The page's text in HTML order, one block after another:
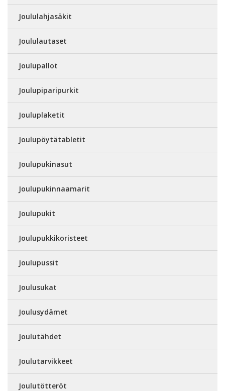
Joululahjasäkit
Joululautaset
Joulupallot
Joulupiparipurkit
Jouluplaketit
Joulupöytätabletit
Joulupukinasut
Joulupukinnaamarit
Joulupukit
Joulupukkikoristeet
Joulupussit
Joulusukat
Joulusydämet
Joulutähdet
Joulutarvikkeet
Joulutötteröt